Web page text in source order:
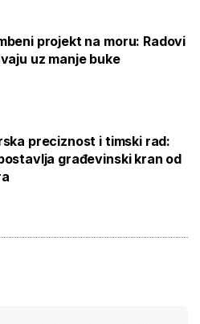
projekt na moru: Radovi
uz manje buke
preciznost i timski rad:
građevinski kran od